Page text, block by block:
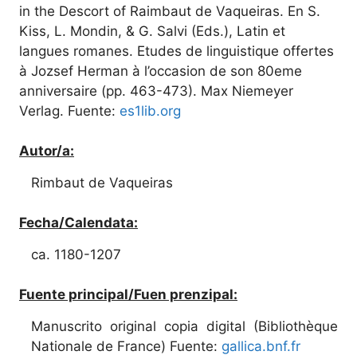
in the Descort of Raimbaut de Vaqueiras. En S.
Kiss, L. Mondin, & G. Salvi (Eds.), Latin et
langues romanes. Etudes de linguistique offertes
à Jozsef Herman à l’occasion de son 80eme
anniversaire (pp. 463-473). Max Niemeyer
Verlag. Fuente: es1lib.org
Autor/a:
Rimbaut de Vaqueiras
Fecha/Calendata:
ca. 1180-1207
Fuente principal/Fuen prenzipal:
Manuscrito original copia digital (Bibliothèque
Nationale de France) Fuente: gallica.bnf.fr